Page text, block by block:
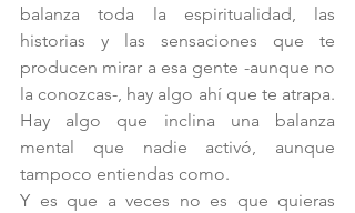
balanza toda la espiritualidad, las
historias y las sensaciones que te
producen mirar a esa gente -aunque no
la conozcas-, hay algo ahí que te atrapa.
Hay algo que inclina una balanza
mental que nadie activó, aunque
tampoco entiendas como.
Y es que a veces no es que quieras